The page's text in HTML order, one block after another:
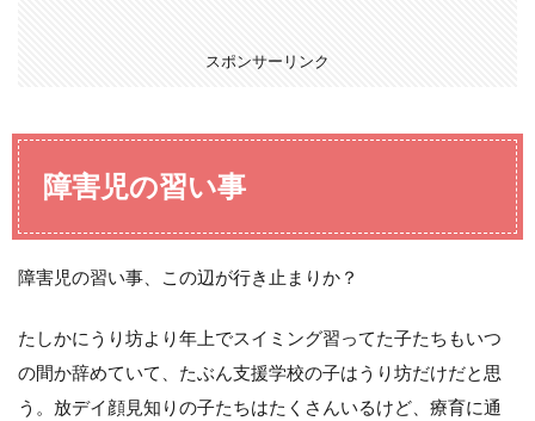
スポンサーリンク
障害児の習い事
障害児の習い事、この辺が行き止まりか？
たしかにうり坊より年上でスイミング習ってた子たちもいつ
の間か辞めていて、たぶん支援学校の子はうり坊だけだと思
う。放デイ顔見知りの子たちはたくさんいるけど、療育に通